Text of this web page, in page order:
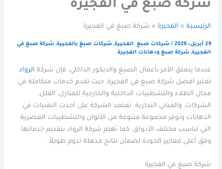
شركة صبغ في الفجيرة
الرئيسية الفجيرة شركة صبغ في الفجيرة
29 أبريل، 2026 /شركات صبغ الفجيرة,شركات صبغ بالفجيرة,شركة صبغ في
الفجيرة,شركة صبغ ودهانات الفجيرة
عندما يتعلق الأمر بأعمال الصبغ والديكور الداخلي، فإن شركة الرواد
تعتبر أفضل شركة صبغ في الفجيرة، حيث تقدم خدمات متكاملة في
مجال الطلاء والتشطيبات الداخلية والخارجية للمنازل، الفلل،
الشركات، والمباني التجارية. تعتمد الشركة على أحدث التقنيات في
الدهانات وتوفر مجموعة متنوعة من الألوان والتشطيبات العصرية
التي تناسب مختلف الأذواق. كما تهتم شركة الرواد بتقديم خدماتها
وفق أعلى معايير الجودة لضمان نتائج مذهلة تدوم طويلاً.
شركة صبغ في الفجيرة